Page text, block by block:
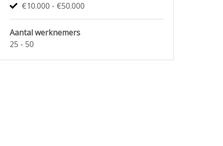
€10.000 - €50.000
Aantal werknemers
25 - 50